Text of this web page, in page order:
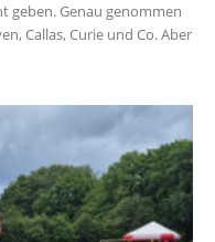
geben. Genau genommen
Callas, Curie und Co. Aber